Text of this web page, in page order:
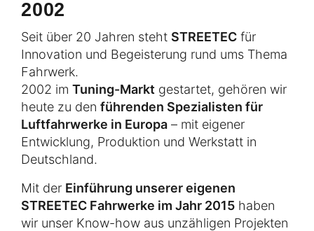
2002
Seit über 20 Jahren steht STREETEC für
Innovation und Begeisterung rund ums Thema
Fahrwerk.
2002 im Tuning-Markt gestartet, gehören wir
heute zu den führenden Spezialisten für
Luftfahrwerke in Europa – mit eigener
Entwicklung, Produktion und Werkstatt in
Deutschland.
Mit der Einführung unserer eigenen
STREETEC Fahrwerke im Jahr 2015 haben
wir unser Know-how aus unzähligen Projekten